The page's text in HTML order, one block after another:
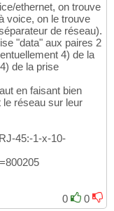
ethernet, on trouve
voice, on le trouve
de réseau).
"data" aux paires 2
4) de la
de la prise
en faisant bien
le réseau sur leur
45:-1-x-10-
0
0